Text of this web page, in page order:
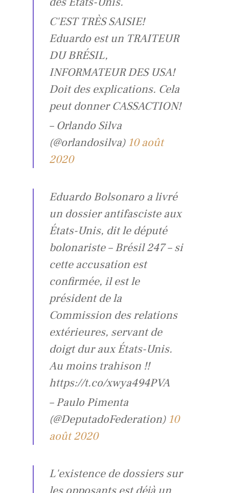
C'EST TRÈS SAISIE!
Eduardo est un TRAITEUR
DU BRÉSIL,
INFORMATEUR DES USA!
Doit des explications. Cela
peut donner CASSACTION!
– Orlando Silva
(@orlandosilva) 10 août
2020
Eduardo Bolsonaro a livré
un dossier antifasciste aux
États-Unis, dit le député
bolonariste – Brésil 247 – si
cette accusation est
confirmée, il est le
président de la
Commission des relations
extérieures, servant de
doigt dur aux États-Unis.
Au moins trahison !!
https://t.co/xwya494PVA
– Paulo Pimenta
(@DeputadoFederation) 10
août 2020
L'existence de dossiers sur